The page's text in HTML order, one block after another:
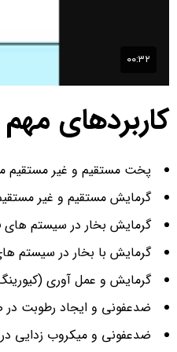
کاربردهای مهم دیگ
پخت مستقیم و غیر مستقیم
گرمایش مستقیم و غیر
گرمایش بخار در سیستم های
گرمایش با بخار در سیستم
گرمایش و عمل آوری
ضدعفونی و ایجاد رطوبت در
ضدعفونی و میکروب زدایی در